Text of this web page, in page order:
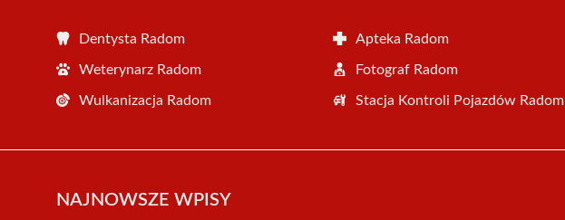
Dentysta Radom Apteka Radom
Weterynarz Radom Fotograf Radom
Wulkanizacja Radom Stacja Kontroli Pojazdów Radom
NAJNOWSZE WPISY